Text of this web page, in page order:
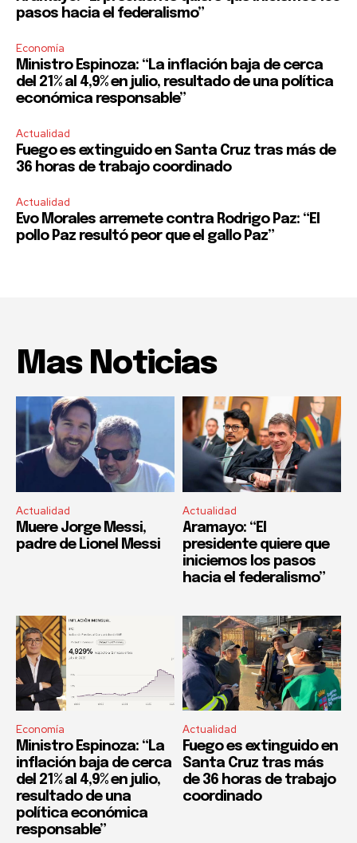
pasos hacia el federalismo”
Economía
Ministro Espinoza: “La inflación baja de cerca
del 21% al 4,9% en julio, resultado de una política
económica responsable”
Actualidad
Fuego es extinguido en Santa Cruz tras más de
36 horas de trabajo coordinado
Actualidad
Evo Morales arremete contra Rodrigo Paz: “El
pollo Paz resultó peor que el gallo Paz”
Mas Noticias
Actualidad
Muere Jorge Messi,
padre de Lionel Messi
Actualidad
Aramayo: “El
presidente quiere que
iniciemos los pasos
hacia el federalismo”
Economía
Ministro Espinoza: “La
inflación baja de cerca
del 21% al 4,9% en julio,
resultado de una
política económica
responsable”
Actualidad
Fuego es extinguido en
Santa Cruz tras más
de 36 horas de trabajo
coordinado